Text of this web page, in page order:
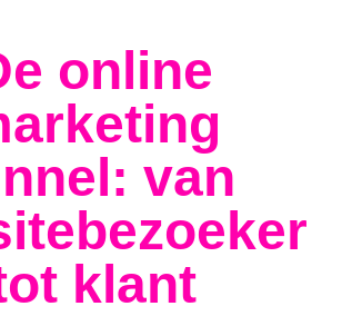
online
van
klant